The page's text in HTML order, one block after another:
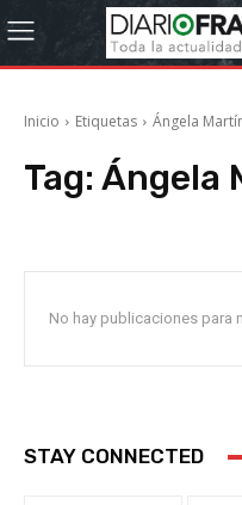
Inicio Etiquetas Ángela
Tag: Ángela
No hay publicaciones para
STAY CONNECTED